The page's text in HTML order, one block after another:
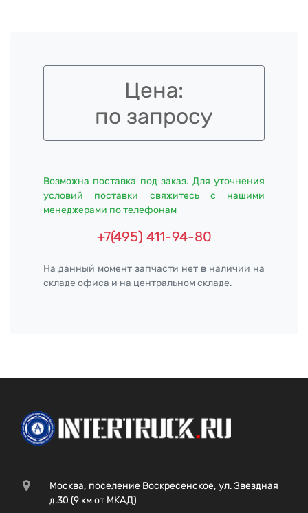
Цена:
по запросу
Возможна поставка под заказ. Для уточнения
условий поставки свяжитесь с нашими
менеджерами по телефонам
+7(495) 411-94-80
На данный момент запчасти нет в наличии на
складе офиса и на центральном складе.
Москва, поселение Воскресенское, ул. Звездная
д.30 (9 км от МКАД)